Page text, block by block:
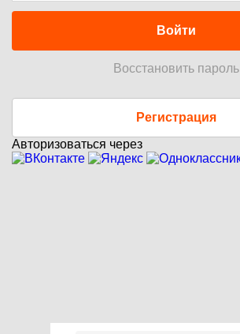
Войти
Восстановить пароль
Регистрация
Авторизоваться через